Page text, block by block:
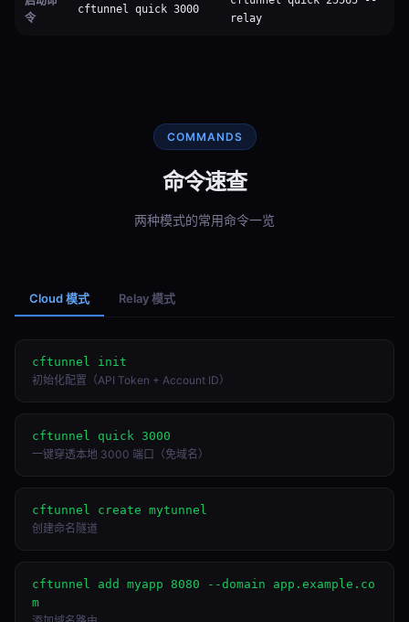
令
cftunnel quick 3000
relay
COMMANDS
命令速查
两种模式的常用命令一览
Cloud 模式 Relay 模式
cftunnel init
初始化配置（API Token + Account ID）
cftunnel quick 3000
一键穿透本地 3000 端口（免域名）
cftunnel create mytunnel
创建命名隧道
cftunnel add myapp 8080 --domain app.example.co
m